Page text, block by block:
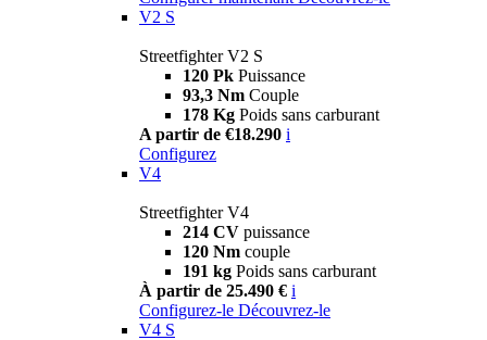
V2 S
Streetfighter V2 S
120 Pk Puissance
93,3 Nm Couple
178 Kg Poids sans carburant
A partir de €18.290 i
Configurez
V4
Streetfighter V4
214 CV puissance
120 Nm couple
191 kg Poids sans carburant
À partir de 25.490 € i
Configurez-le Découvrez-le
V4 S